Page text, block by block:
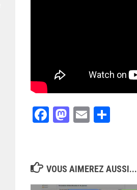
Facebook
Mastodon
Email
VOUS AIMEREZ AUSSI...